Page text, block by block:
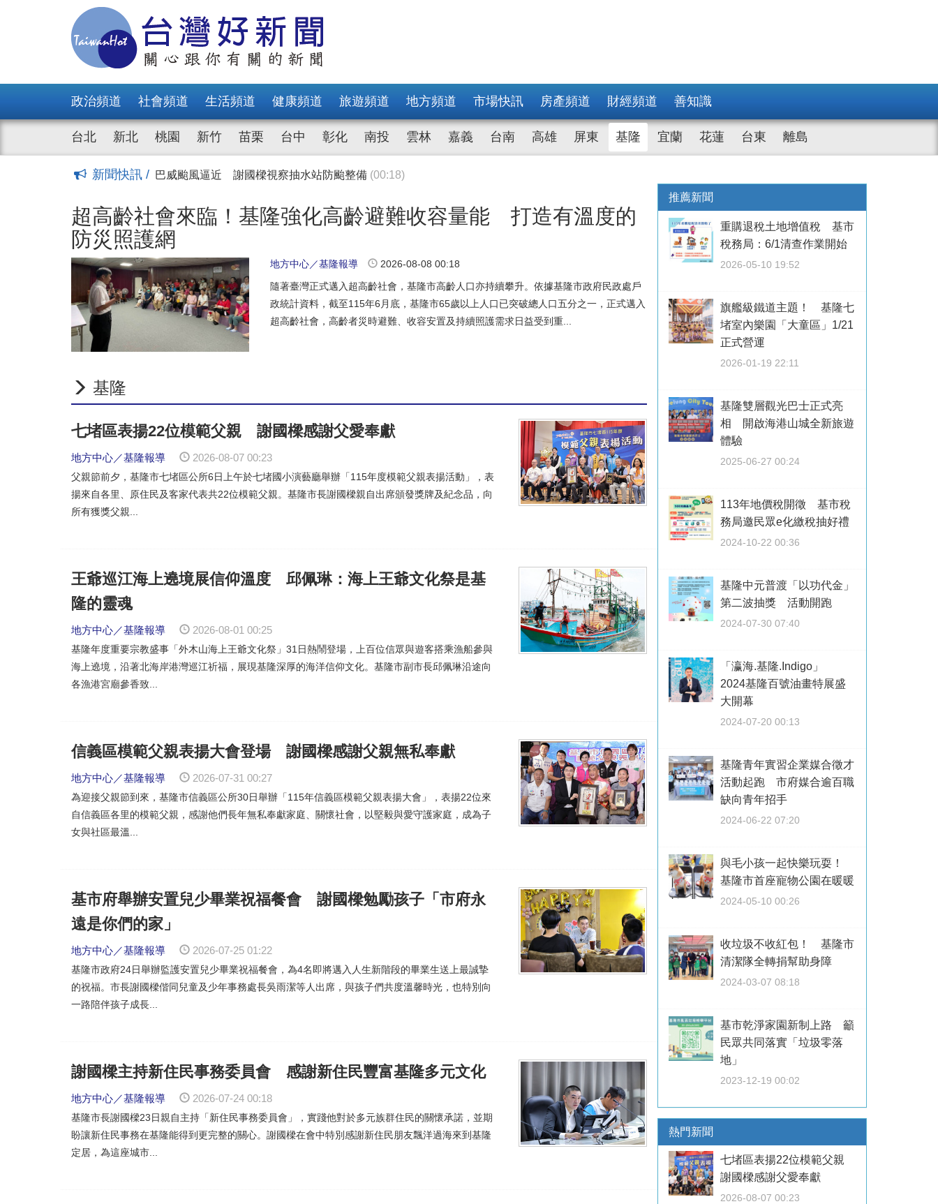
政治頻道 社會頻道 生活頻道 健康頻道 旅遊頻道 地方頻道 市場快訊 房產頻道 財經頻道 善知識
台北 新北 桃園 新竹 苗栗 台中 彰化 南投 雲林 嘉義 台南 高雄 屏東 基隆 宜蘭 花蓮 台東 離島
新聞快訊 /
超高齡社會來臨！基隆強化高齡避難收容量能 打造有溫度的防災照護網
七堵區表揚22位模範父親 謝國樑感謝父愛奉獻
王爺巡江海上遶境展信仰溫度 邱佩琳：海上王爺文化祭是基隆的靈魂
信義區模範父親表揚大會登場 謝國樑感謝父親無私奉獻
基市府舉辦安置兒少畢業祝福餐會 謝國樑勉勵孩子「市府永遠是你們的家」(01:22)
謝國樑主持新住民事務委員會 感謝新住民豐富基隆多元文化
(00:18)
紀錄人生第一個畢業典禮 基隆市府首贈公托畢業禮物與市長祝福證書(00:19)
謝國樑親自校閱義勇警察大隊常年訓練 肯定義警無私奉獻 (00:10)
全面啟動安置與輔導機制！ 基隆市府全力守護幼兒(00:05)
巴威颱風逼近 謝國樑視察抽水站防颱整備 (00:18)
七堵區表揚22位模範父親 謝國樑感謝父愛奉獻(00:23)
王爺巡江海上遶境展信仰溫度 邱佩琳：海上王爺文化祭是基隆的靈魂
(00:25)
信義區模範父親表揚大會登場 謝國樑感謝父親無私奉獻
基市府舉辦安置兒少畢業祝福餐會 謝國樑勉勵孩子「市府永遠是你們的家」
謝國樑主持新住民事務委員會 感謝新住民豐富基隆多元文化 (00:18)
紀錄人生第一個畢業典禮 基隆市府首贈公托畢業禮物與市長祝福證書(00:19)
謝國樑親自校閱義勇警察大隊常年訓練 肯定義警無私奉獻(00:10)
全面啟動安置與輔導機制！ 基隆市府全力守護幼兒
巴威颱風逼近 謝國樑視察抽水站防颱整備
超高齡社會來臨！基隆強化高齡避難收容量能 打造有溫度的
防災照護網
地方中心／基隆報導
2026-08-08 00:18
隨著臺灣正式邁入超高齡社會，基隆市高齡人口亦持續攀升。依據基隆市政府民政處戶
政統計資料，截至115年6月底，基隆市65歲以上人口已突破總人口五分之一，正式邁入
超高齡社會，高齡者災時避難、收容安置及持續照護需求日益受到重...
基隆
七堵區表揚22位模範父親 謝國樑感謝父愛奉獻
地方中心／基隆報導 2026-08-07 00:23
父親節前夕，基隆市七堵區公所6日上午於七堵國小演藝廳舉辦「115年度模範父親表揚活動」，表
揚來自各里、原住民及客家代表共22位模範父親。基隆市長謝國樑親自出席頒發獎牌及紀念品，向
所有獲獎父親...
王爺巡江海上遶境展信仰溫度 邱佩琳：海上王爺文化祭是基
隆的靈魂
地方中心／基隆報導 2026-08-01 00:25
基隆年度重要宗教盛事「外木山海上王爺文化祭」31日熱鬧登場，上百位信眾與遊客搭乘漁船參與
海上遶境，沿著北海岸港灣巡江祈福，展現基隆深厚的海洋信仰文化。基隆市副市長邱佩琳沿途向
各漁港宮廟參香致...
信義區模範父親表揚大會登場 謝國樑感謝父親無私奉獻
地方中心／基隆報導 2026-07-31 00:27
為迎接父親節到來，基隆市信義區公所30日舉辦「115年信義區模範父親表揚大會」，表揚22位來
自信義區各里的模範父親，感謝他們長年無私奉獻家庭、關懷社會，以堅毅與愛守護家庭，成為子
女與社區最溫...
基市府舉辦安置兒少畢業祝福餐會 謝國樑勉勵孩子「市府永
遠是你們的家」
地方中心／基隆報導 2026-07-25 01:22
基隆市政府24日舉辦監護安置兒少畢業祝福餐會，為4名即將邁入人生新階段的畢業生送上最誠摯
的祝福。市長謝國樑偕同兒童及少年事務處長吳雨潔等人出席，與孩子們共度溫馨時光，也特別向
一路陪伴孩子成長...
謝國樑主持新住民事務委員會 感謝新住民豐富基隆多元文化
地方中心／基隆報導 2026-07-24 00:18
基隆市長謝國樑23日親自主持「新住民事務委員會」，實踐他對於多元族群住民的關懷承諾，並期
盼讓新住民事務在基隆能得到更完整的關心。謝國樑在會中特別感謝新住民朋友飄洋過海來到基隆
定居，為這座城市...
推薦新聞
重購退稅土地增值稅 基市
稅務局：6/1清查作業開始
2026-05-10 19:52
旗艦級鐵道主題！ 基隆七
堵室內樂園「大童區」1/21
正式營運
2026-01-19 22:11
基隆雙層觀光巴士正式亮
相 開啟海港山城全新旅遊
體驗
2025-06-27 00:24
113年地價稅開徵 基市稅
務局邀民眾e化繳稅抽好禮
2024-10-22 00:36
基隆中元普渡「以功代金」
第二波抽獎 活動開跑
2024-07-30 07:40
「瀛海.基隆.Indigo」
2024基隆百號油畫特展盛
大開幕
2024-07-20 00:13
基隆青年實習企業媒合徵才
活動起跑 市府媒合逾百職
缺向青年招手
2024-06-22 07:20
與毛小孩一起快樂玩耍！
基隆市首座寵物公園在暖暖
2024-05-10 00:26
收垃圾不收紅包！ 基隆市
清潔隊全轉捐幫助身障
2024-03-07 08:18
基市乾淨家園新制上路 籲
民眾共同落實「垃圾零落
地」
2023-12-19 00:02
熱門新聞
七堵區表揚22位模範父親
謝國樑感謝父愛奉獻
2026-08-07 00:23